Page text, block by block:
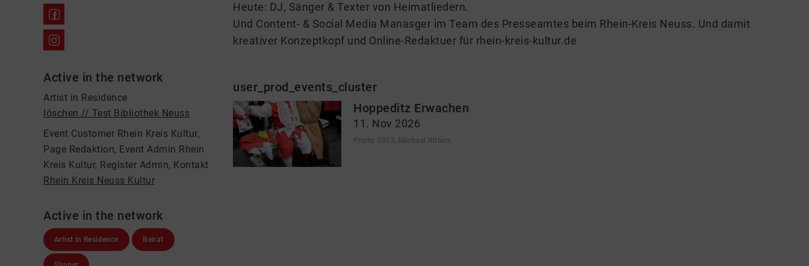
Active in the network
Artist in Residence
löschen // Test Bibliothek Neuss
Event Customer Rhein Kreis Kultur,
Page Redaktion, Event Admin Rhein
Kreis Kultur, Register Admin, Kontakt
Rhein Kreis Neuss Kultur
Active in the network
Artist in Residence Beirat
Heute: DJ, Sänger & Texter von Heimatliedern.
Und Content- & Social Media Manasger im Team des Presseamtes beim Rhein-Kreis Neuss. Und damit
kreativer Konzeptkopf und Online-Redaktuer für rhein-kreis-kultur.de
user_prod_events_cluster
Hoppeditz Erwachen
11. Nov 2026
Photo 2023, Michael Ritters